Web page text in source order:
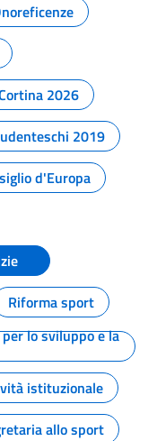
2026
2019
d'Europa
Riforma sport
lo sviluppo e la
istituzionale
allo sport